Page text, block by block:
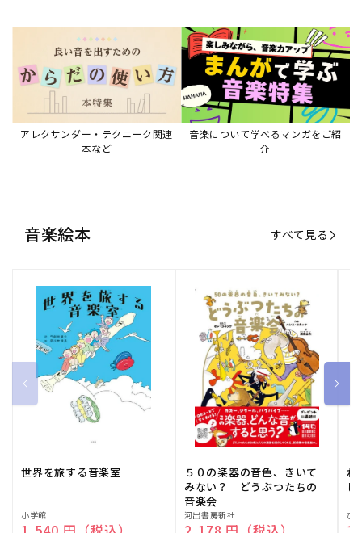
アレクサンダー・テクニーク関連
本など
音楽について学べるマンガをご紹
介
音楽絵本 すべて見る
世界を旅する音楽室
販
小学館
５０の楽器の音色、きいて
みない？ どうぶつたちの
音楽会
販
河出書房新社
ね
販ひ